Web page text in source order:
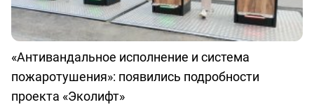
«Антивандальное исполнение и система
пожаротушения»: появились подробности
проекта «Эколифт»